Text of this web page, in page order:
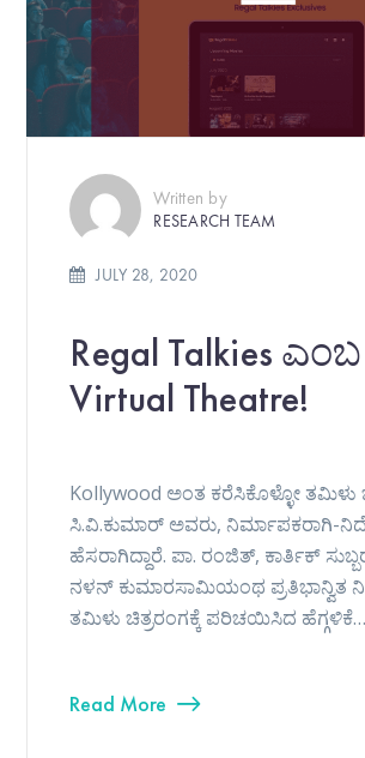
Written by
RESEARCH TEAM
JULY 28, 2020
Regal Talkies ಎಂಬ
Virtual Theatre!
Kollywood ಅಂತ ಕರೆಸಿಕೊಳ್ಳೋ ತಮಿಳು
ಸಿ.ವಿ.ಕುಮಾರ್ ಅವರು, ನಿರ್ಮಾಪಕರಾಗಿ-
ಹೆಸರಾಗಿದ್ದಾರೆ. ಪಾ. ರಂಜಿತ್, ಕಾರ್ತಿಕ್
ನಳನ್ ಕುಮಾರಸಾಮಿಯಂಥ ಪ್ರತಿಭಾನ್ವಿತ
ತಮಿಳು ಚಿತ್ರರಂಗಕ್ಕೆ ಪರಿಚಯಿಸಿದ ಹೆಗ್ಗಳಿಕೆ…
Read More